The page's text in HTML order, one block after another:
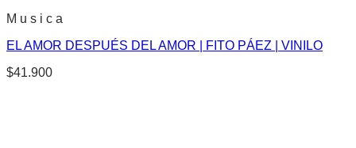
M u s i c a
EL AMOR DESPUÉS DEL AMOR | FITO PÁEZ | VINILO
$41.900